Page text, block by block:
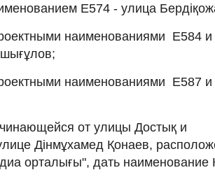
Е574 - улица
наименованиями Е584
наименованиями Е587
от улицы Достық и
Дінмұхамед Қонаев,
орталығы", дать наименование